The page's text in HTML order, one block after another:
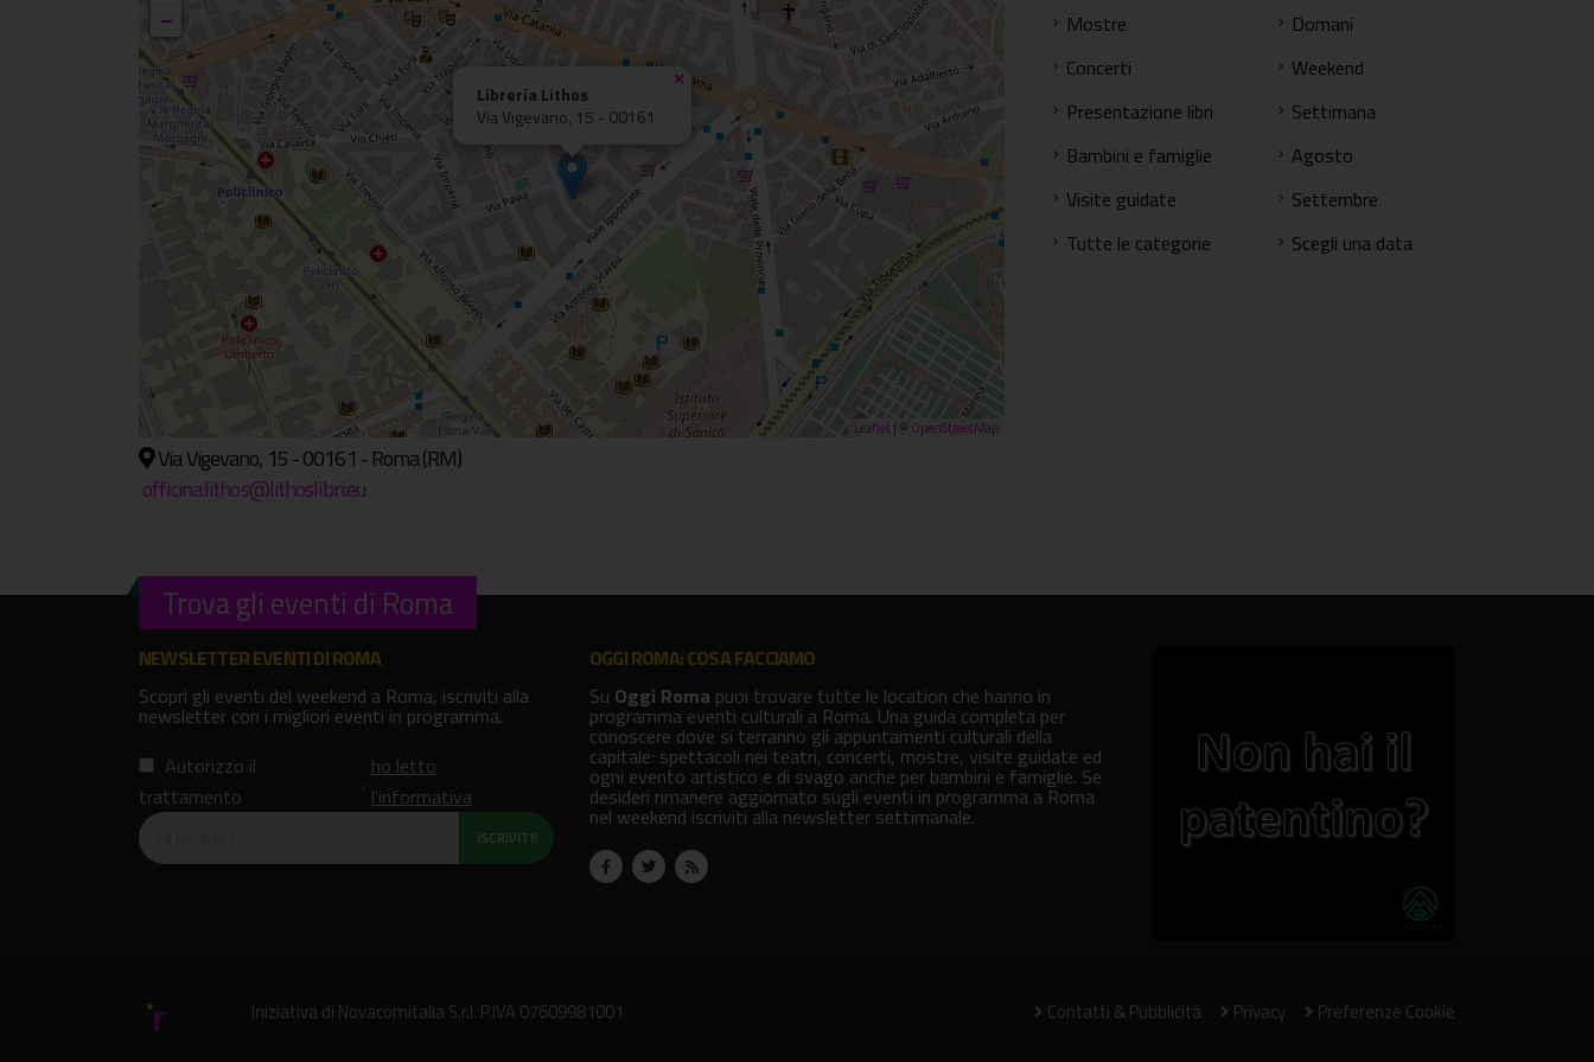
Libreria Lithos
Via Vigevano, 15 - 00161
×
−
Leaflet| © OpenStreetMap
Via Vigevano, 15 - 00161 - Roma (RM)
officina.lithos@lithoslibri.eu
Mostre
Concerti
Presentazione libri
Bambini e famiglie
Visite guidate
Tutte le categorie
Domani
Weekend
Settimana
Agosto
Settembre
Scegli una data
Trova gli eventi di Roma
NEWSLETTER EVENTI DI ROMA
Scopri gli eventi del weekend a Roma, iscriviti alla
newsletter con i migliori eventi in programma.
Autorizzo il
trattamento
,
ho letto
l'informativa
ISCRIVITI!
OGGI ROMA: COSA FACCIAMO
Su Oggi Roma puoi trovare tutte le location che hanno in
programma eventi culturali a Roma. Una guida completa per
conoscere dove si terranno gli appuntamenti culturali della
capitale: spettacoli nei teatri, concerti, mostre, visite guidate ed
ogni evento artistico e di svago anche per bambini e famiglie. Se
desideri rimanere aggiornato sugli eventi in programma a Roma
nel weekend iscriviti alla newsletter settimanale.
Iniziativa di Novacomitalia S.r.l. P.IVA 07609981001 Contatti & Pubblicità Privacy Preferenze Cookie